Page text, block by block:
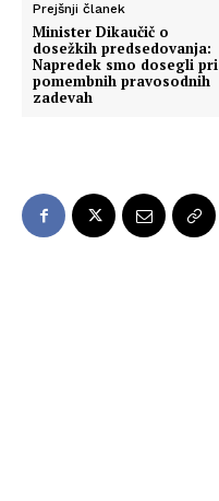
Prejšnji članek
Minister Dikaučič o
dosežkih predsedovanja:
Napredek smo dosegli pri
pomembnih pravosodnih
zadevah